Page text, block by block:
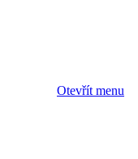
Otevřít menu